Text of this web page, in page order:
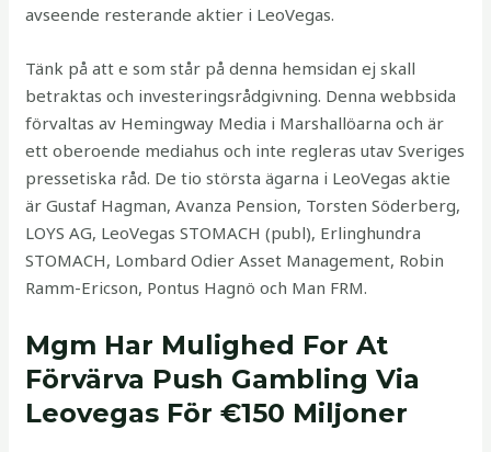
avseende resterande aktier i LeoVegas.
Tänk på att e som står på denna hemsidan ej skall
betraktas och investeringsrådgivning. Denna webbsida
förvaltas av Hemingway Media i Marshallöarna och är
ett oberoende mediahus och inte regleras utav Sveriges
pressetiska råd. De tio största ägarna i LeoVegas aktie
är Gustaf Hagman, Avanza Pension, Torsten Söderberg,
LOYS AG, LeoVegas STOMACH (publ), Erlinghundra
STOMACH, Lombard Odier Asset Management, Robin
Ramm-Ericson, Pontus Hagnö och Man FRM.
Mgm Har Mulighed For At
Förvärva Push Gambling Via
Leovegas För €150 Miljoner